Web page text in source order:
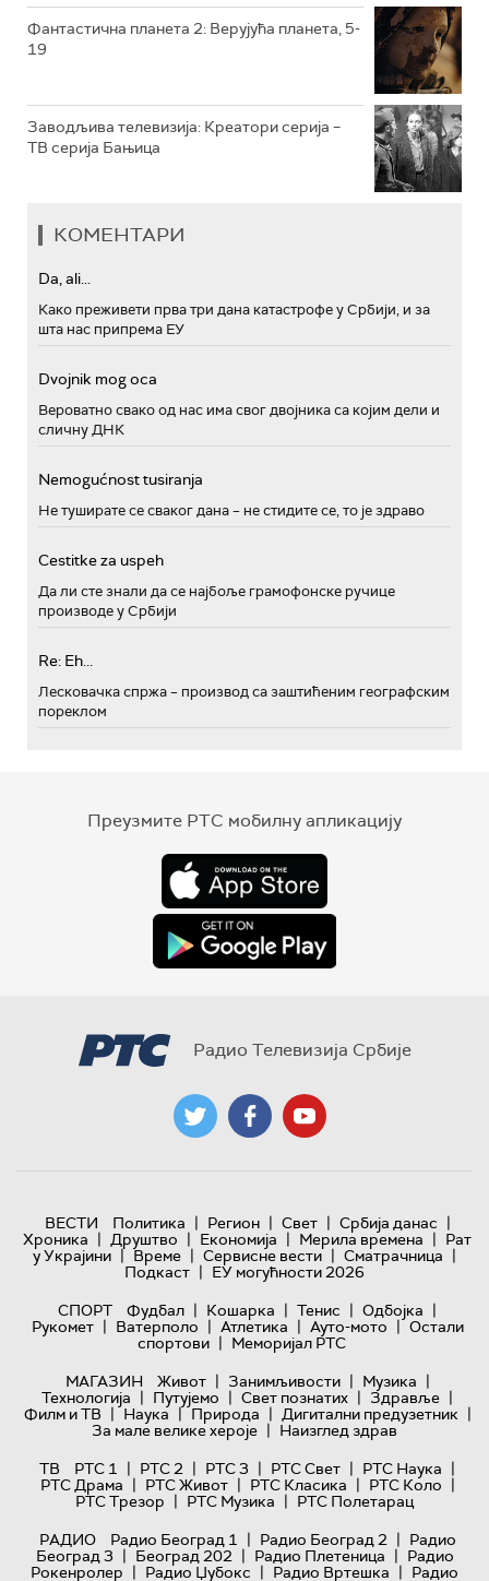
Фантастична планета 2: Верујућа планета, 5-
19
Заводљива телевизија: Креатори серија –
ТВ серија Бањица
КОМЕНТАРИ
Da, ali...
Како преживети прва три дана катастрофе у Србији, и за
шта нас припрема ЕУ
Dvojnik mog oca
Вероватно свако од нас има свог двојника са којим дели и
сличну ДНК
Nemogućnost tusiranja
Не туширате се сваког дана – не стидите се, то је здраво
Cestitke za uspeh
Да ли сте знали да се најбоље грамофонске ручице
производе у Србији
Re: Eh...
Лесковачка спржа – производ са заштићеним географским
пореклом
Преузмите РТС мобилну апликацију
Радио Телевизија Србије
ВЕСТИ Политика | Регион | Свет | Србија данас |
Хроника | Друштво | Економија | Мерила времена | Рат
у Украјини | Време | Сервисне вести | Сматрачница |
Подкаст | ЕУ могућности 2026
СПОРТ
Фудбал | Кошарка | Тенис | Одбојка |
Рукомет | Ватерполо | Атлетика | Ауто-мото | Остали
спортови | Меморијал РТС
МАГАЗИН
Живот | Занимљивости | Музика |
Технологијa | Путујемо | Свет познатих | Здравље |
Филм и ТВ | Наука | Природа | Дигитални предузетник |
За мале велике хероје | Наизглед здрав
ТВ
РТС 1 | РТС 2 | РТС 3 | РТС Свет | РТС Наука |
РТС Драма | РТС Живот | РТС Класика | РТС Коло |
РТС Трезор | РТС Музика | РТС Полетарац
РАДИО
Радио Београд 1 | Радио Београд 2 | Радио
Београд 3 | Београд 202 | Радио Плетеница | Радио
Рокенролер | Радио Џубокс | Радио Вртешка | Радио